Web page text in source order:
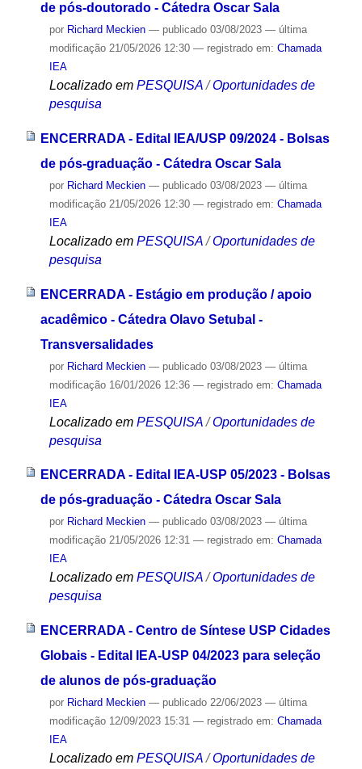
de pós-doutorado - Cátedra Oscar Sala
por Richard Meckien — publicado03/08/2023 — última
modificação21/05/2026 12:30 — registrado em: Chamada
IEA
Localizado em PESQUISA /Oportunidades de
pesquisa
ENCERRADA - Edital IEA/USP 09/2024 - Bolsas
de pós-graduação - Cátedra Oscar Sala
por Richard Meckien — publicado03/08/2023 — última
modificação21/05/2026 12:30 — registrado em: Chamada
IEA
Localizado em PESQUISA /Oportunidades de
pesquisa
ENCERRADA - Estágio em produção / apoio
acadêmico - Cátedra Olavo Setubal -
Transversalidades
por Richard Meckien — publicado03/08/2023 — última
modificação16/01/2026 12:36 — registrado em: Chamada
IEA
Localizado em PESQUISA /Oportunidades de
pesquisa
ENCERRADA - Edital IEA-USP 05/2023 - Bolsas
de pós-graduação - Cátedra Oscar Sala
por Richard Meckien — publicado03/08/2023 — última
modificação21/05/2026 12:31 — registrado em: Chamada
IEA
Localizado em PESQUISA /Oportunidades de
pesquisa
ENCERRADA - Centro de Síntese USP Cidades
Globais - Edital IEA-USP 04/2023 para seleção
de alunos de pós-graduação
por Richard Meckien — publicado22/06/2023 — última
modificação12/09/2023 15:31 — registrado em: Chamada
IEA
Localizado em PESQUISA /Oportunidades de